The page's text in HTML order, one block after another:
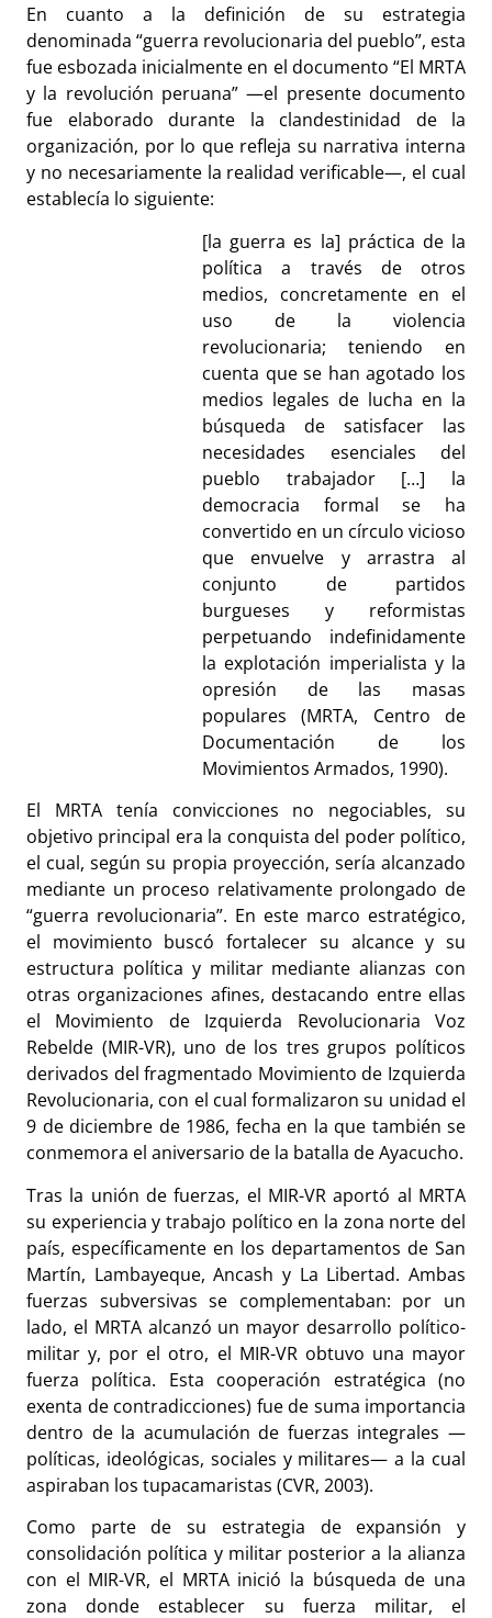
En cuanto a la definición de su estrategia
denominada “guerra revolucionaria del pueblo”, esta
fue esbozada inicialmente en el documento “El MRTA
y la revolución peruana” —el presente documento
fue elaborado durante la clandestinidad de la
organización, por lo que refleja su narrativa interna
y no necesariamente la realidad verificable—, el cual
establecía lo siguiente:
[la guerra es la] práctica de la
política a través de otros
medios, concretamente en el
uso de la violencia
revolucionaria; teniendo en
cuenta que se han agotado los
medios legales de lucha en la
búsqueda de satisfacer las
necesidades esenciales del
pueblo trabajador […] la
democracia formal se ha
convertido en un círculo vicioso
que envuelve y arrastra al
conjunto de partidos
burgueses y reformistas
perpetuando indefinidamente
la explotación imperialista y la
opresión de las masas
populares (MRTA, Centro de
Documentación de los
Movimientos Armados, 1990).
El MRTA tenía convicciones no negociables, su
objetivo principal era la conquista del poder político,
el cual, según su propia proyección, sería alcanzado
mediante un proceso relativamente prolongado de
“guerra revolucionaria”. En este marco estratégico,
el movimiento buscó fortalecer su alcance y su
estructura política y militar mediante alianzas con
otras organizaciones afines, destacando entre ellas
el Movimiento de Izquierda Revolucionaria Voz
Rebelde (MIR-VR), uno de los tres grupos políticos
derivados del fragmentado Movimiento de Izquierda
Revolucionaria, con el cual formalizaron su unidad el
9 de diciembre de 1986, fecha en la que también se
conmemora el aniversario de la batalla de Ayacucho.
Tras la unión de fuerzas, el MIR-VR aportó al MRTA
su experiencia y trabajo político en la zona norte del
país, específicamente en los departamentos de San
Martín, Lambayeque, Ancash y La Libertad. Ambas
fuerzas subversivas se complementaban: por un
lado, el MRTA alcanzó un mayor desarrollo político-
militar y, por el otro, el MIR-VR obtuvo una mayor
fuerza política. Esta cooperación estratégica (no
exenta de contradicciones) fue de suma importancia
dentro de la acumulación de fuerzas integrales —
políticas, ideológicas, sociales y militares— a la cual
aspiraban los tupacamaristas (CVR, 2003).
Como parte de su estrategia de expansión y
consolidación política y militar posterior a la alianza
con el MIR-VR, el MRTA inició la búsqueda de una
zona donde establecer su fuerza militar, el